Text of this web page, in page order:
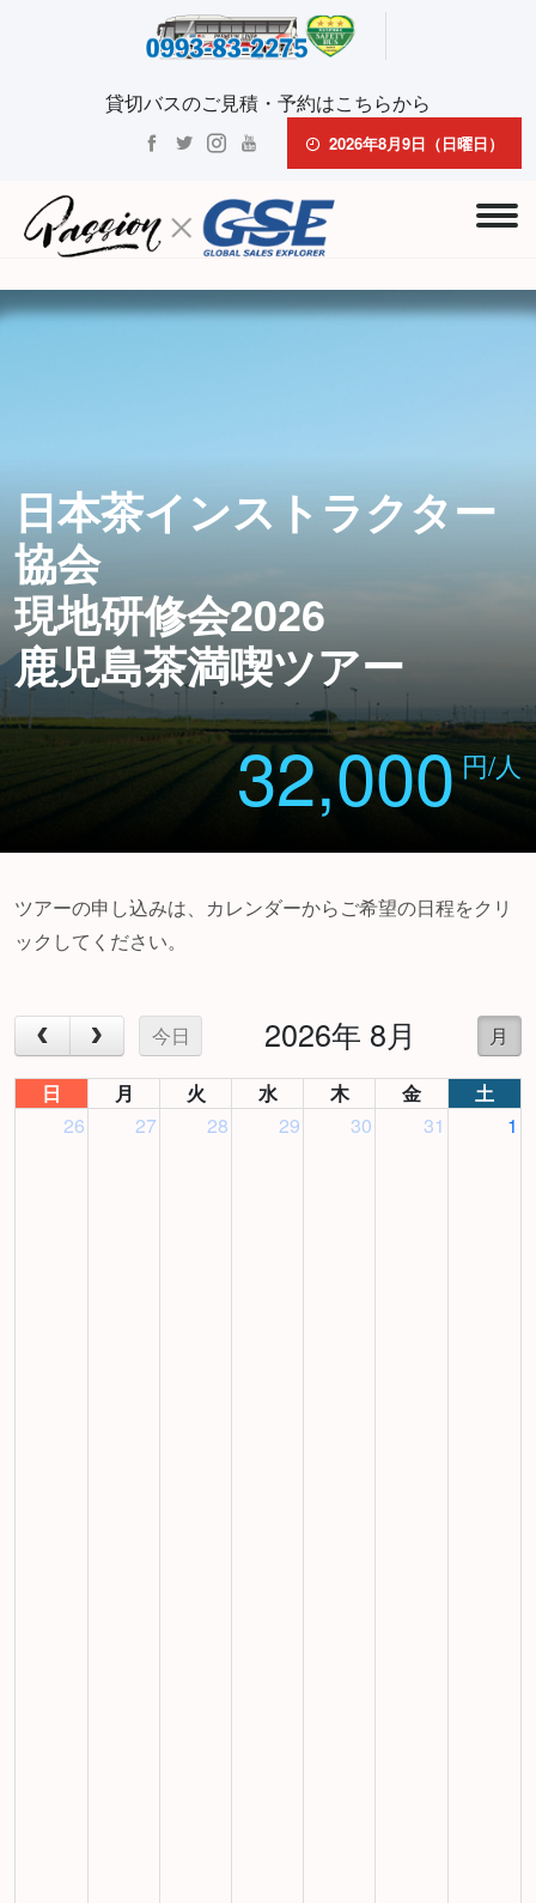
貸切バスのご見積・予約はこちらから
2026年8月9日（日曜日）
日本茶インストラクター
協会
現地研修会2026
鹿児島茶満喫ツアー
32,000円/人
ツアーの申し込みは、カレンダーからご希望の日程をクリ
ックしてください。
今日 月
2026年 8月
日 月 火 水 木 金
土
26
27 28 29 30 31 1